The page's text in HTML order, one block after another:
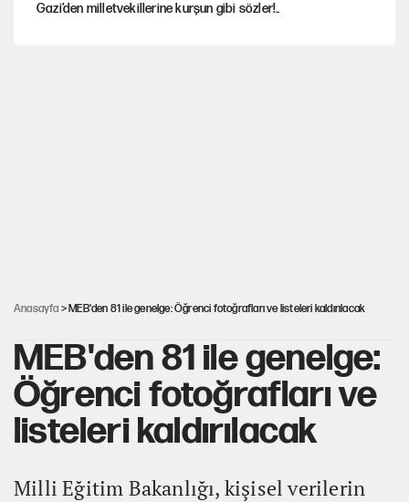
Gazi’den milletvekillerine kurşun gibi sözler!..
Anasayfa > MEB'den 81 ile genelge: Öğrenci fotoğrafları ve listeleri kaldırılacak
MEB'den 81 ile genelge:
Öğrenci fotoğrafları ve
listeleri kaldırılacak
Milli Eğitim Bakanlığı, kişisel verilerin